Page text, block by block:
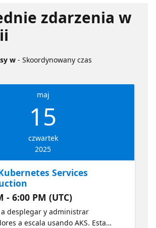
zdarzenia w
w - Skoordynowany czas
maj
15
czwartek
2025
Services
- 6:00 PM (UTC)
desplegar y administrar
a escala usando AKS. Esta